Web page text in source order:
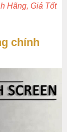
Hãng, Giá Tốt
chính